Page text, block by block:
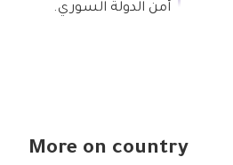
أمن الدولة السوري.
More on country